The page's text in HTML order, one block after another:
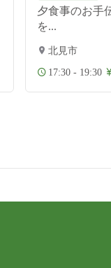
夕食事のお手
を...
北見市
17:30 - 19:30